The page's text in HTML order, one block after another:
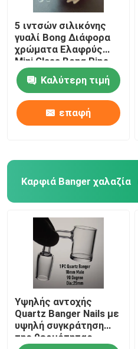
5 ιντσών σιλικόνης
γυαλί Bong Διάφορα
χρώματα Ελαφρύς
Mini Glass Bong Pipe
Καλύτερη τιμή
επαφή
Καρφιά Banger χαλαζία
Υψηλής αντοχής
Quartz Banger Nails με
υψηλή συγκράτηση
της θερμότητας